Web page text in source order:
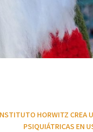
HORWITZ CREA
PSIQUIÁTRICAS EN